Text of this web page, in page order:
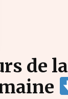
de la